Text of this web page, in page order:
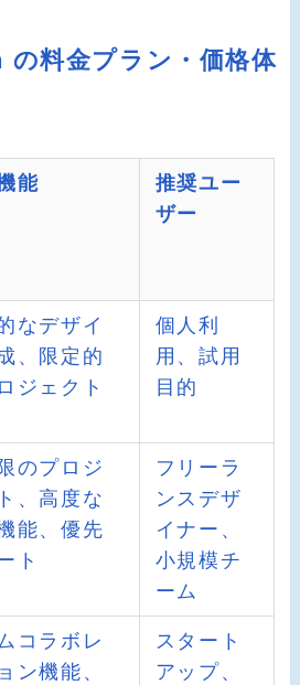
料金プラン・価格体
能
推奨ユー
ザー
なデザイ
、限定的
ジェクト
個人利
用、試用
目的
のプロジ
、高度な
能、優先
ト
フリーラ
ンスデザ
イナー、
小規模チ
ーム
コラボレ
ン機能、
スタート
アップ、